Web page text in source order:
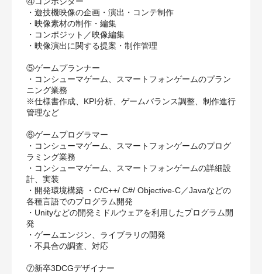
・遊技機映像の企画・演出・コンテ制作
・映像素材の制作・編集
・コンポジット／映像編集
・映像演出に関する提案・制作管理
⑤ゲームプランナー
・コンシューマゲーム、スマートフォンゲームのプラン
ニング業務
※仕様書作成、KPI分析、ゲームバランス調整、制作進行
管理など
⑥ゲームプログラマー
・コンシューマゲーム、スマートフォンゲームのプログ
ラミング業務
・コンシューマゲーム、スマートフォンゲームの詳細設
計、実装
・開発環境構築 ・C/C++/ C#/ Objective-C／Javaなどの
各種言語でのプログラム開発
・Unityなどの開発ミドルウェアを利用したプログラム開
発
・ゲームエンジン、ライブラリの開発
・不具合の調査、対応
⑦新卒3DCGデザイナー